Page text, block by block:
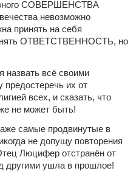
СОВЕРШЕНСТВА
невозможно
принять на себя
ОТВЕТСТВЕННОСТЬ, но
назвать всё своими
их от
всех, и сказать, что
не может быть!
самые продвинутые в
не допущу повторения
Люцифер отстранён от
другими ушла в прошлое!